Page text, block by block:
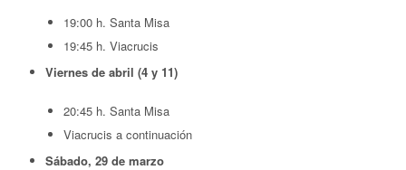
19:00 h. Santa Misa
19:45 h. Viacrucis
Viernes de abril (4 y 11)
20:45 h. Santa Misa
Viacrucis a continuación
Sábado, 29 de marzo